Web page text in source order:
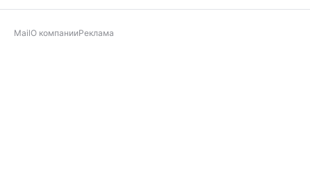
MailО компанииРеклама